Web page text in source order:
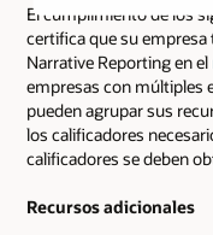
El cumplimiento de los
certifica que su
Narrative Reporting en el
empresas con múltiples
pueden agrupar sus
los calificadores
calificadores se deben
Recursos adicionales